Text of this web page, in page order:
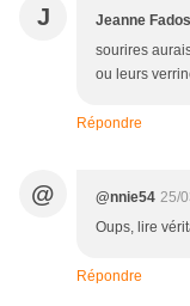
J Jeanne
sourires
ou leurs
Répondre
@ @nnie54 25/
Oups, lire
Répondre